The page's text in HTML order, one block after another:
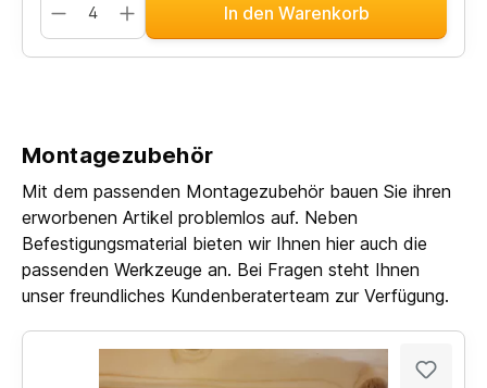
In den Warenkorb
Montagezubehör
Mit dem passenden Montagezubehör bauen Sie ihren
erworbenen Artikel problemlos auf. Neben
Befestigungsmaterial bieten wir Ihnen hier auch die
passenden Werkzeuge an. Bei Fragen steht Ihnen
unser freundliches Kundenberaterteam zur Verfügung.